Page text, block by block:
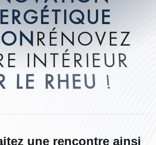
ERGÉTIQUE
ON RÉ NOVEZ
E I NTÉRIEUR
LE RHEU !
une rencontre ainsi